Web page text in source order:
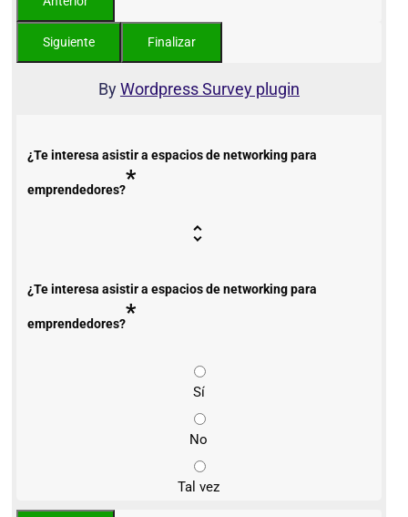
ByWordpress Survey plugin
¿Te interesa asistir a espacios de networking para
emprendedores?*
¿Te interesa asistir a espacios de networking para
emprendedores?*
Sí
No
Tal vez